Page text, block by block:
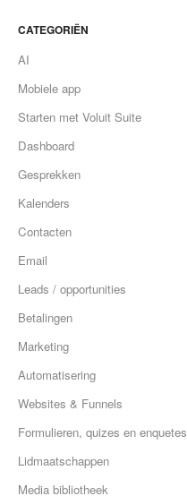
CATEGORIËN
AI
Mobiele app
Starten met Voluit Suite
Dashboard
Gesprekken
Kalenders
Contacten
Email
Leads / opportunities
Betalingen
Marketing
Automatisering
Websites & Funnels
Formulieren, quizes en enquetes
Lidmaatschappen
Media bibliotheek